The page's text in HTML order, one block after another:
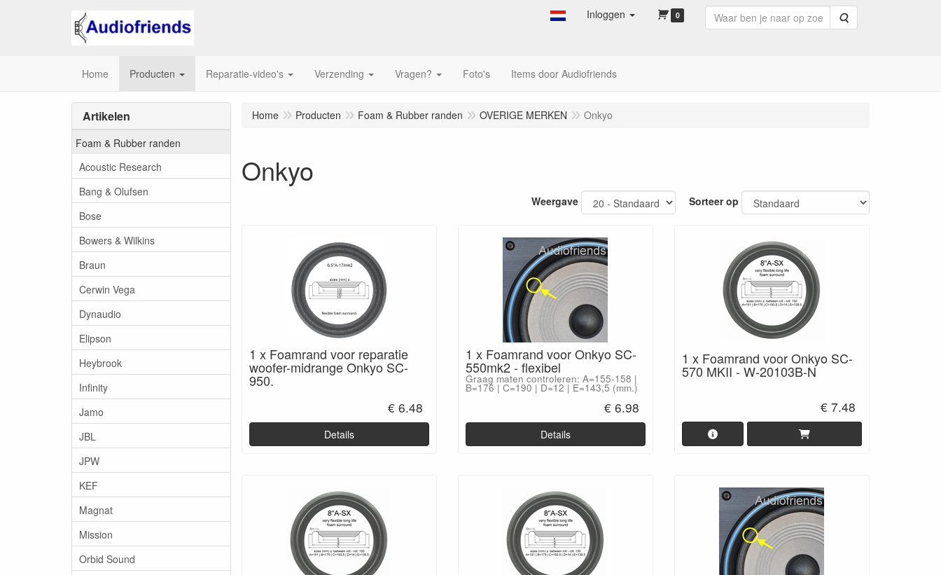
Inloggen 0 Zoeken
Home Producten Reparatie-video's Verzending Vragen? Foto's Items door Audiofriends
Artikelen
Foam & Rubber randen
Acoustic Research
Bang & Olufsen
Bose
Bowers & Wilkins
Braun
Cerwin Vega
Dynaudio
Elipson
Heybrook
Infinity
Jamo
JBL
JPW
KEF
Magnat
Mission
Orbid Sound
Home Producten Foam & Rubber randen OVERIGE MERKEN Onkyo
Onkyo
Weergave Sorteer op
1 x Foamrand voor reparatie
woofer-midrange Onkyo SC-
950.
€ 6.48
Details
1 x Foamrand voor Onkyo SC-
550mk2 - flexibel
Graag maten controleren: A=155-158 |
B=176 | C=190 | D=12 | E=143,5 (mm.)
€ 6.98
Details
1 x Foamrand voor Onkyo SC-
570 MKII - W-20103B-N
€ 7.48